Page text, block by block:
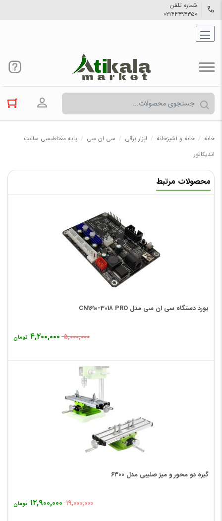
شماره تلفن
۰۲۱۴۴۴۹۴۳۵۰
ورود به
خانه / خانه و آشپزخانه / ابزار برقی / سی ان سی / پایه مغناطیسی ساعت
اندیکاتور
محصولات مرتبط
بورد دستگاه سی ان سی مدل CN1610-3018 PRO
۵,۰۰۰,۰۰۰ ۴,۲۰۰,۰۰۰ تومان
گیره دو محور و میز صلیبی مدل ۶۳۰۰
۱۹,۰۰۰,۰۰۰ ۱۲,۹۰۰,۰۰۰ تومان